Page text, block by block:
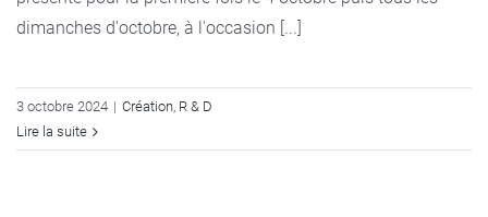
dimanches d'octobre, à l'occasion [...]
3 octobre 2024 | Création, R & D
Lire la suite